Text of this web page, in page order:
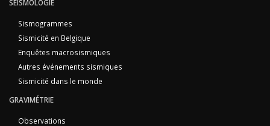
SÉISMOLOGIE
Sismogrammes
Sismicité en Belgique
Enquêtes macrosismiques
Autres événements sismiques
Sismicité dans le monde
GRAVIMÉTRIE
Observations